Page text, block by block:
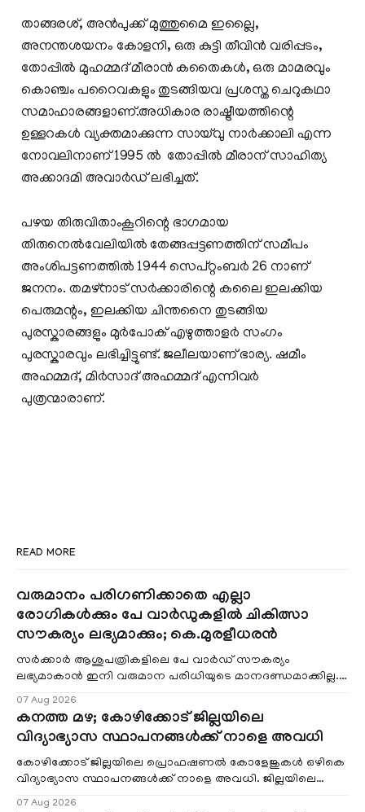
താങ്ങരശ്,​ അൻപുക്ക് മുത്തുമൈ ഇല്ലൈ,​
അനന്തശയനം കോളനി,​ ഒരു കുട്ടി തീവിൻ വരിപ്പടം,
തോപ്പിൽ മുഹമ്മദ് മീരാൻ കതൈകൾ, ഒരു മാമരവും
കൊഞ്ചം പറൈവകളും തുടങ്ങിയവ പ്രശസ്ത ചെറുകഥാ
സമാഹാരങ്ങളാണ്.അധികാര രാഷ്ട്രീയത്തിന്റെ
ഉള്ളറകള്‍ വ്യക്തമാക്കുന്ന സായ്‌വു നാര്‍ക്കാലി എന്ന
നോവലിനാണ് 1995 ല്‍ തോപ്പില്‍ മീരാന് സാഹിത്യ
അക്കാദമി അവാര്‍ഡ് ലഭിച്ചത്.
പഴയ തിരുവിതാംകൂറിന്റെ ഭാഗമായ
തിരുനെല്‍വേലിയില്‍ തേങ്ങപ്പട്ടണത്തിന് സമീപം
അംശിപട്ടണത്തില്‍ 1944 സെപ്റ്റംബര്‍ 26 നാണ്
ജനനം. തമഴ്നാട് സര്‍ക്കാരിന്റെ കലൈ ഇലക്കിയ
പെരുമന്റം, ഇലക്കിയ ചിന്തനൈ തുടങ്ങിയ
പുരസ്കാരങ്ങളും മുര്‍പോക് എഴുത്താളര്‍ സംഗം
പുരസ്കാരവും ലഭിച്ചിട്ടുണ്ട്. ജലീലയാണ് ഭാര്യ. ഷമീം
അഹമ്മദ്, മിർസാദ് അഹമ്മദ് എന്നിവർ
പുത്രന്മാരാണ്.
READ MORE
വരുമാനം പരിഗണിക്കാതെ എല്ലാ
രോഗികൾക്കും പേ വാർഡുകളിൽ ചികിത്സാ
സൗകര്യം ലഭ്യമാക്കും; കെ.മുരളീധരൻ
സർക്കാർ ആശുപത്രികളിലെ പേ വാർഡ് സൗകര്യം
ലഭ്യമാകാൻ ഇനി വരുമാന പരിധിയുടെ മാനദണ്ഡമാക്കില്ല.
07 Aug 2026
കനത്ത മഴ; കോഴിക്കോട് ജില്ലയിലെ
വിദ്യാഭ്യാസ സ്ഥാപനങ്ങൾക്ക് നാളെ അവധി
കോഴിക്കോട് ജില്ലയിലെ പ്രൊഫഷണൽ കോളേജുകൾ ഒഴികെ
വിദ്യാഭ്യാസ സ്ഥാപനങ്ങൾക്ക് നാളെ അവധി. ജില്ലയിലെ
07 Aug 2026